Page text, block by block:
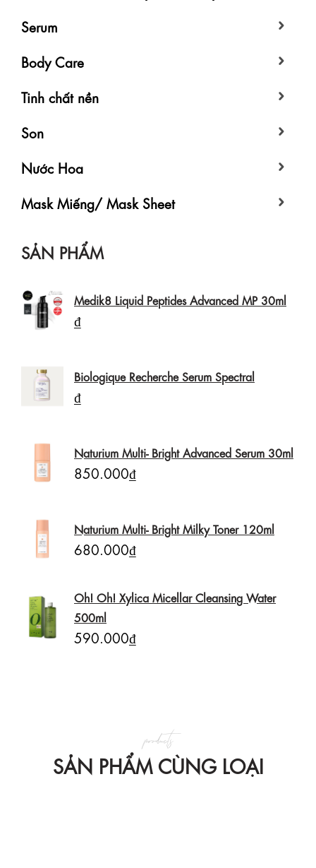
Serum
Body Care
Tinh chất nền
Son
Nước Hoa
Mask Miếng/ Mask Sheet
SẢN PHẨM
Medik8 Liquid Peptides Advanced MP 30ml
₫
Biologique Recherche Serum Spectral
₫
Naturium Multi- Bright Advanced Serum 30ml
850.000₫
Naturium Multi- Bright Milky Toner 120ml
680.000₫
Oh! Oh! Xylica Micellar Cleansing Water
500ml
590.000₫
SẢN PHẨM CÙNG LOẠI
products